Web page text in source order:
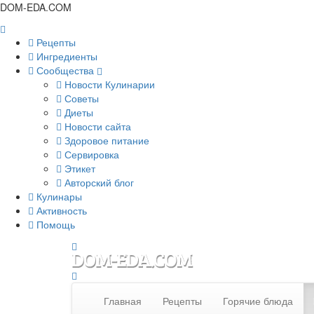
DOM-EDA.COM
Рецепты
Ингредиенты
Сообщества
Новости Кулинарии
Советы
Диеты
Новости сайта
Здоровое питание
Сервировка
Этикет
Авторский блог
Кулинары
Активность
Помощь
Главная Рецепты Горячие блюда